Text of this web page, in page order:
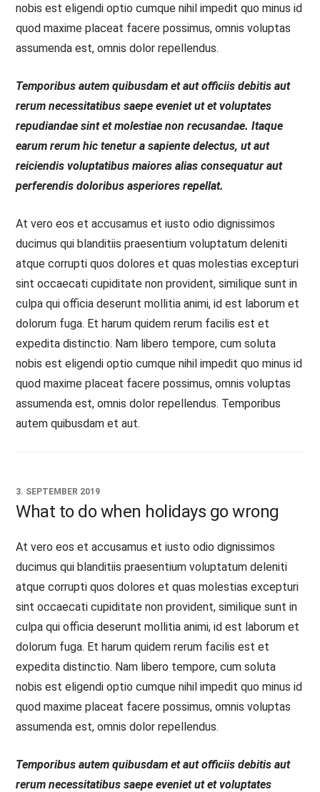
nobis est eligendi optio cumque nihil impedit quo minus id
quod maxime placeat facere possimus, omnis voluptas
assumenda est, omnis dolor repellendus.
Temporibus autem quibusdam et aut officiis debitis aut
rerum necessitatibus saepe eveniet ut et voluptates
repudiandae sint et molestiae non recusandae. Itaque
earum rerum hic tenetur a sapiente delectus, ut aut
reiciendis voluptatibus maiores alias consequatur aut
perferendis doloribus asperiores repellat.
At vero eos et accusamus et iusto odio dignissimos
ducimus qui blanditiis praesentium voluptatum deleniti
atque corrupti quos dolores et quas molestias excepturi
sint occaecati cupiditate non provident, similique sunt in
culpa qui officia deserunt mollitia animi, id est laborum et
dolorum fuga. Et harum quidem rerum facilis est et
expedita distinctio. Nam libero tempore, cum soluta
nobis est eligendi optio cumque nihil impedit quo minus id
quod maxime placeat facere possimus, omnis voluptas
assumenda est, omnis dolor repellendus. Temporibus
autem quibusdam et aut.
3. SEPTEMBER 2019
What to do when holidays go wrong
At vero eos et accusamus et iusto odio dignissimos
ducimus qui blanditiis praesentium voluptatum deleniti
atque corrupti quos dolores et quas molestias excepturi
sint occaecati cupiditate non provident, similique sunt in
culpa qui officia deserunt mollitia animi, id est laborum et
dolorum fuga. Et harum quidem rerum facilis est et
expedita distinctio. Nam libero tempore, cum soluta
nobis est eligendi optio cumque nihil impedit quo minus id
quod maxime placeat facere possimus, omnis voluptas
assumenda est, omnis dolor repellendus.
Temporibus autem quibusdam et aut officiis debitis aut
rerum necessitatibus saepe eveniet ut et voluptates